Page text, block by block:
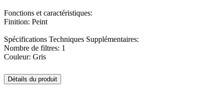
Fonctions et caractéristiques:
Finition: Peint
Spécifications Techniques Supplémentaires:
Nombre de filtres: 1
Couleur: Gris
Détails du produit